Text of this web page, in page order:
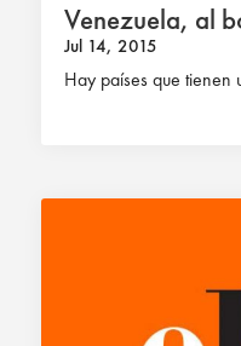
Venezuela, al
Jul 14, 2015
Hay países que tienen